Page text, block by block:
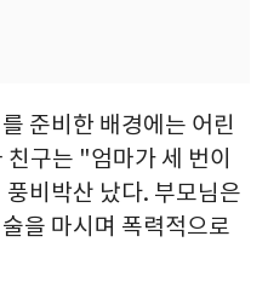
준비한 배경에는 어린
구는 "엄마가 세 번이
비박산 났다. 부모님은
을 마시며 폭력적으로